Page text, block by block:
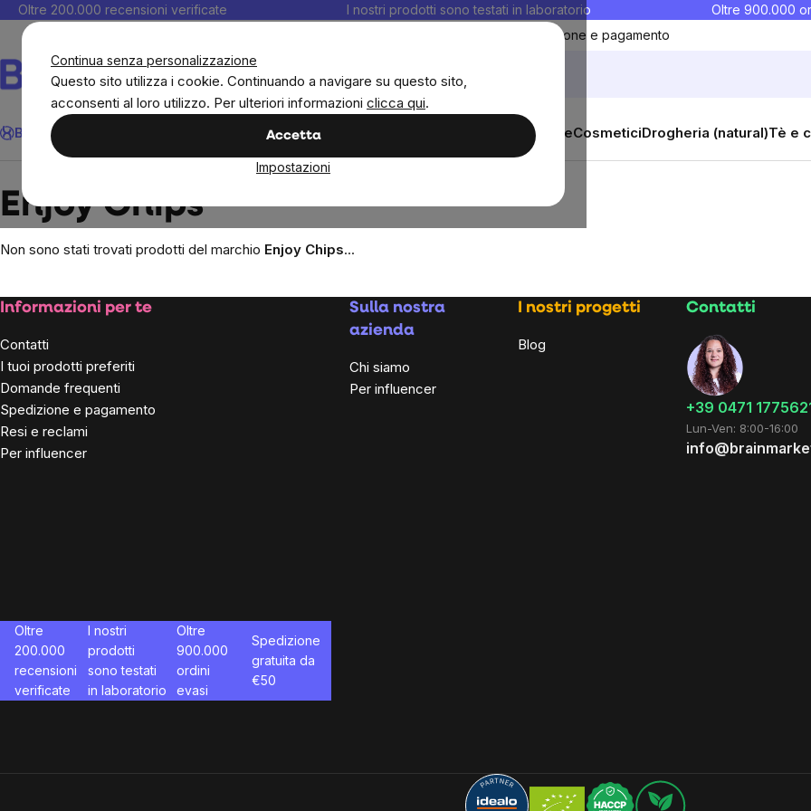
Continua senza personalizzazione
Questo sito utilizza i cookie. Continuando a navigare su questo sito,
acconsenti al loro utilizzo. Per ulteriori informazioni clicca qui.
Accetta
Impostazioni
Salta
contenuto
Oltre 200.000 recensioni verificate I nostri prodotti sono testati in laboratorio Oltre 900.000
Spedizione e pagamento
Cerca
BrainMax AlimentiAlimentazione sana Integratori e vitamineCosmeticiDrogheria (natural)Tè e
Enjoy Chips
Non sono stati trovati prodotti del marchio Enjoy Chips...
Footer
Informazioni per te
Contatti
I tuoi prodotti preferiti
Domande frequenti
Spedizione e pagamento
Resi e reclami
Per influencer
Sulla nostra
azienda
Chi siamo
Per influencer
I nostri progetti
Blog
Contatti
+39 0471
Lun-Ven: 8:00-16:00
Oltre
200.000
recensioni
verificate
I nostri
prodotti
sono testati
in laboratorio
Oltre
900.000
ordini
evasi
Spedizione
gratuita da
€50